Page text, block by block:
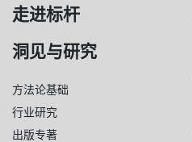
走进标杆
洞见与研究
方法论基础
行业研究
出版专著